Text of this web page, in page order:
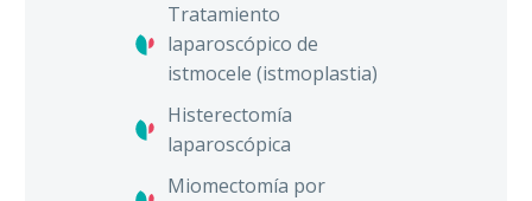
Tratamiento
laparoscópico de
istmocele (istmoplastia)
Histerectomía
laparoscópica
Miomectomía por